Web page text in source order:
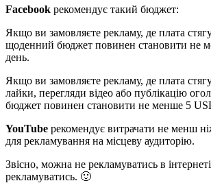
Facebook рекомендує такий бюджет:
Якщо ви замовляєте рекламу, де плата
щоденний бюджет повинен становити не
день.
Якщо ви замовляєте рекламу, де плата
лайки, перегляди відео або публікацію
бюджет повинен становити не менше 5
YouTube рекомендує витрачати не менш
для рекламування на місцеву аудиторію.
Звісно, можна не рекламуватись в
рекламуватись. 🙂